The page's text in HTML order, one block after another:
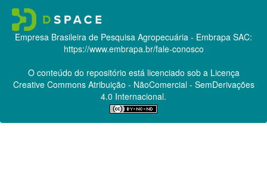
Empresa Brasileira de Pesquisa Agropecuária - Embrapa SAC:
https://www.embrapa.br/fale-conosco
O conteúdo do repositório está licenciado sob a Licença
Creative CommonsAtribuição - NãoComercial - SemDerivações
4.0 Internacional.